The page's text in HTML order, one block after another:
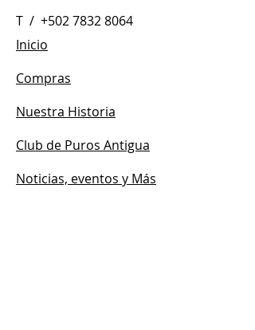
T / +502 7832 8064
Inicio
Compras
Nuestra Historia
Club de Puros Antigua
Noticias, eventos y Más